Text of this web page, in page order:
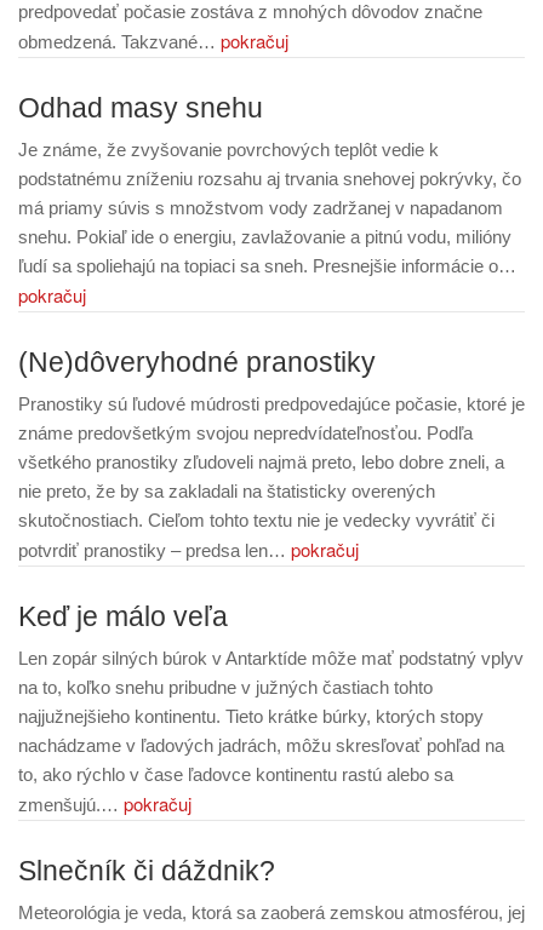
predpovedať počasie zostáva z mnohých dôvodov značne
obmedzená. Takzvané… pokračuj
Odhad masy snehu
Je známe, že zvyšovanie povrchových teplôt vedie k
podstatnému zníženiu rozsahu aj trvania snehovej pokrývky, čo
má priamy súvis s množstvom vody zadržanej v napadanom
snehu. Pokiaľ ide o energiu, zavlažovanie a pitnú vodu, milióny
ľudí sa spoliehajú na topiaci sa sneh. Presnejšie informácie o…
pokračuj
(Ne)dôveryhodné pranostiky
Pranostiky sú ľudové múdrosti predpovedajúce počasie, ktoré je
známe predovšetkým svojou nepredvídateľnosťou. Podľa
všetkého pranostiky zľudoveli najmä preto, lebo dobre zneli, a
nie preto, že by sa zakladali na štatisticky overených
skutočnostiach. Cieľom tohto textu nie je vedecky vyvrátiť či
potvrdiť pranostiky – predsa len… pokračuj
Keď je málo veľa
Len zopár silných búrok v Antarktíde môže mať podstatný vplyv
na to, koľko snehu pribudne v južných častiach tohto
najjužnejšieho kontinentu. Tieto krátke búrky, ktorých stopy
nachádzame v ľadových jadrách, môžu skresľovať pohľad na
to, ako rýchlo v čase ľadovce kontinentu rastú alebo sa
zmenšujú.… pokračuj
Slnečník či dáždnik?
Meteorológia je veda, ktorá sa zaoberá zemskou atmosférou, jej